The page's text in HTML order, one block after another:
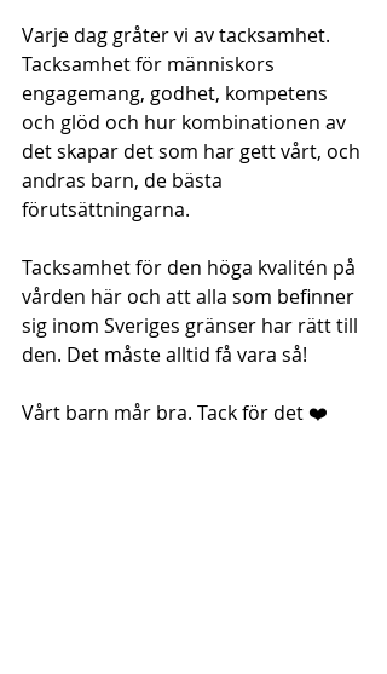
Varje dag gråter vi av tacksamhet.
Tacksamhet för människors
engagemang, godhet, kompetens
och glöd och hur kombinationen av
det skapar det som har gett vårt, och
andras barn, de bästa
förutsättningarna.
Tacksamhet för den höga kvalitén på
vården här och att alla som befinner
sig inom Sveriges gränser har rätt till
den. Det måste alltid få vara så!
Vårt barn mår bra. Tack för det ❤️